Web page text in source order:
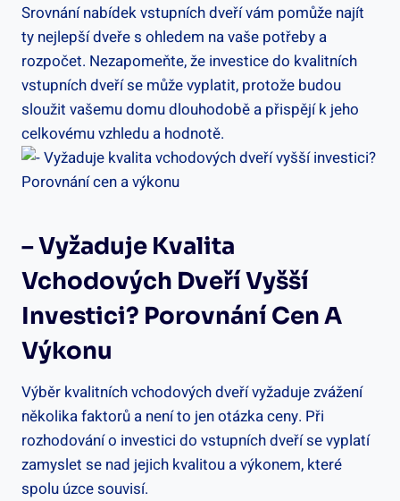
Srovnání‍ nabídek vstupních dveří vám ⁣pomůže najít⁤
ty nejlepší dveře s ohledem na vaše potřeby ‌a
rozpočet. Nezapomeňte,​ že investice do kvalitních
vstupních‍ dveří se může vyplatit,⁣ protože ‍budou
‌sloužit vašemu domu ⁢dlouhodobě a přispějí ​k jeho
⁤celkovému vzhledu a‍ hodnotě.
– Vyžaduje⁢ Kvalita
⁣vchodových ⁤dveří⁤ Vyšší
Investici? Porovnání Cen ⁤a
Výkonu
Výběr kvalitních vchodových ⁤dveří vyžaduje zvážení
několika faktorů a není ‌to ⁣jen otázka ⁢ceny. Při
rozhodování⁣ o ​investici do ⁢vstupních dveří se vyplatí
zamyslet se nad jejich kvalitou a ⁤výkonem, které​
spolu​ úzce souvisí.